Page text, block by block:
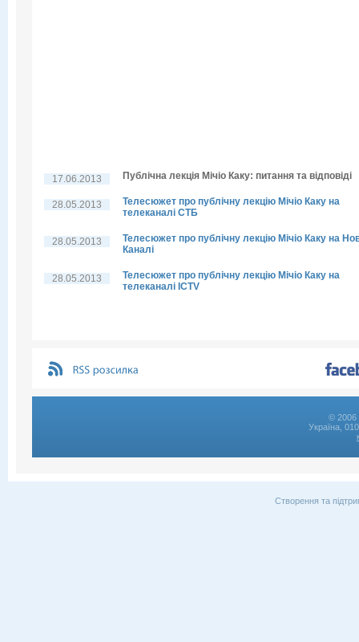
17.06.2013 Публічна лекція Мічіо Каку: питання та відповіді
28.05.2013
Телесюжет про публічну лекцію Мічіо Каку на
телеканалі СТБ
28.05.2013
Телесюжет про публічну лекцію Мічіо Каку на
Каналі
28.05.2013
Телесюжет про публічну лекцію Мічіо Каку на
телеканалі ICTV
© 2006
Україна,
Створення та